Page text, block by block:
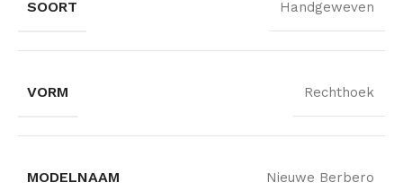
SOORT Handgeweven
VORM Rechthoek
MODELNAAM Nieuwe Berbero